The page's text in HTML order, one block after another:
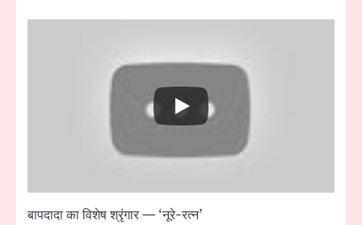
बापदादा का विशेष श्रृंगार — ‘नूरे-रत्न’